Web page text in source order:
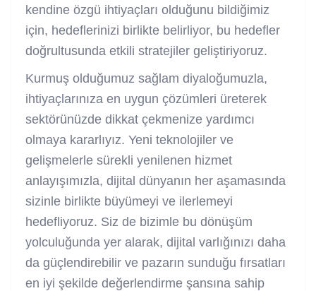
kendine özgü ihtiyaçları olduğunu bildiğimiz
için, hedeflerinizi birlikte belirliyor, bu hedefler
doğrultusunda etkili stratejiler geliştiriyoruz.
Kurmuş olduğumuz sağlam diyaloğumuzla,
ihtiyaçlarınıza en uygun çözümleri üreterek
sektörünüzde dikkat çekmenize yardımcı
olmaya kararlıyız. Yeni teknolojiler ve
gelişmelerle sürekli yenilenen hizmet
anlayışımızla, dijital dünyanın her aşamasında
sizinle birlikte büyümeyi ve ilerlemeyi
hedefliyoruz. Siz de bizimle bu dönüşüm
yolculuğunda yer alarak, dijital varlığınızı daha
da güçlendirebilir ve pazarın sunduğu fırsatları
en iyi şekilde değerlendirme şansına sahip